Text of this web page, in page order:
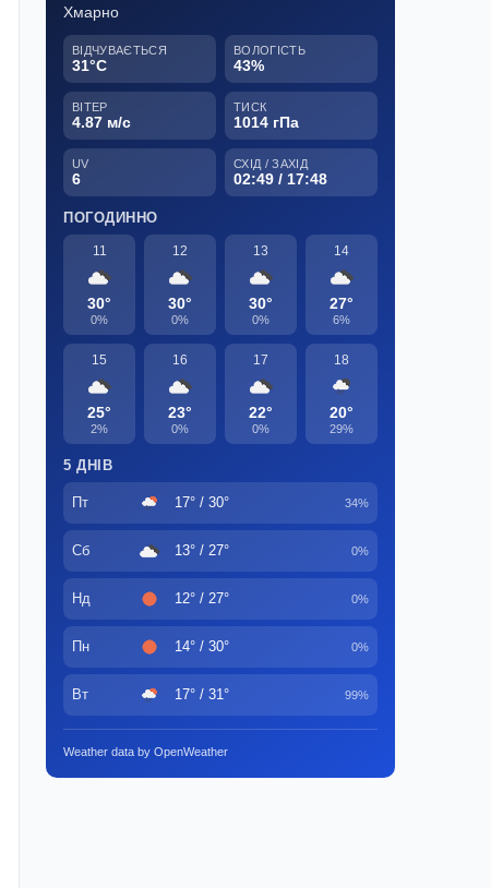
Хмарно
ВІДЧУВАЄТЬСЯ
31°C
ВОЛОГІСТЬ
43%
ВІТЕР
4.87 м/с
ТИСК
1014 гПа
UV
6
СХІД / ЗАХІД
02:49 / 17:48
ПОГОДИННО
11
30°
0%
12
30°
0%
13
30°
0%
14
27°
6%
15
25°
2%
16
23°
0%
17
22°
0%
18
20°
29%
5 ДНІВ
Пт 17° / 30° 34%
Сб 13° / 27° 0%
Нд 12° / 27° 0%
Пн 14° / 30° 0%
Вт 17° / 31° 99%
Weather data by OpenWeather